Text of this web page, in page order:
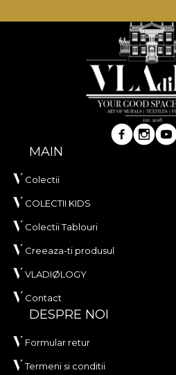
MAIN
Colectii
COLECTII KIDS
Colectii Tablouri
Creeaza-ti produsul
VLADIØLOGY
Contact
DESPRE NOI
Formular retur
Termeni si conditii